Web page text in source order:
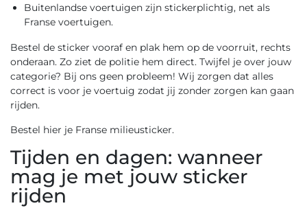
Buitenlandse voertuigen zijn stickerplichtig, net als
Franse voertuigen.
Bestel de sticker vooraf en plak hem op de voorruit, rechts
onderaan. Zo ziet de politie hem direct. Twijfel je over jouw
categorie? Bij ons geen probleem! Wij zorgen dat alles
correct is voor je voertuig zodat jij zonder zorgen kan gaan
rijden.
Bestel hier je Franse milieusticker.
Tijden en dagen: wanneer
mag je met jouw sticker
rijden